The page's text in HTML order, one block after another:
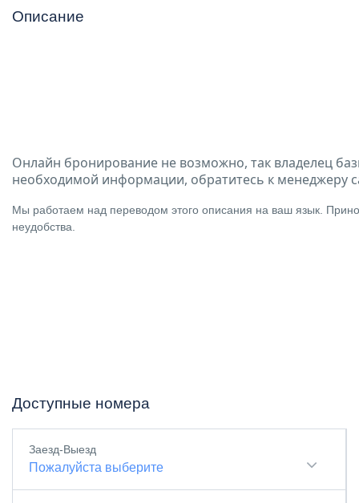
Описание
Онлайн бронирование не возможно, так владелец
необходимой информации, обратитесь к менеджеру
Мы работаем над переводом этого описания на ваш язык.
неудобства.
Доступные номера
Заезд-Выезд
Пожалуйста выберите